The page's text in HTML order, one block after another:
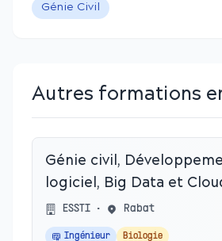
Génie Civil
Autres formations
Génie civil,
logiciel, Big Data et
Computing, Energie,
Biotechnologie et E-
ESSTI • Rabat
Ingénieur
Biologie